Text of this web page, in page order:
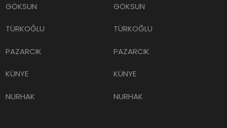
GÖKSUN
TÜRKOĞLU
PAZARCIK
KÜNYE
NURHAK
GÖKSUN
TÜRKOĞLU
PAZARCIK
KÜNYE
NURHAK